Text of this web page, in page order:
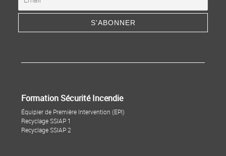
Formation Sécurité Incendie
Équipier de Première Intervention (EPI)
Recyclage SSIAP 1
Recyclage SSIAP 2